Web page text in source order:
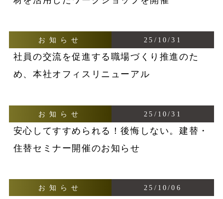
お知らせ 25/10/31
社員の交流を促進する職場づくり推進のた
め、本社オフィスリニューアル
お知らせ 25/10/31
安心してすすめられる！後悔しない。建替・
住替セミナー開催のお知らせ
お知らせ 25/10/06